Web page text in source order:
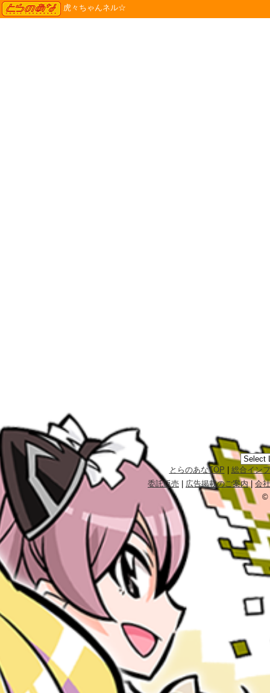
TORANOANA
虎々ちゃんネル☆
とらのあなTOP
総合イン
委託販売
広告掲載のご案内|会
©